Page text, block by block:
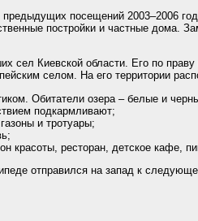
посещений 2003–2006
постройки и частные дома.
сел Киевской области. Его по
селом. На его территории
Обитатели озера – белые и
подкармливают;
и тротуары;
красоты, ресторан, детское кафе,
отправился на запад к